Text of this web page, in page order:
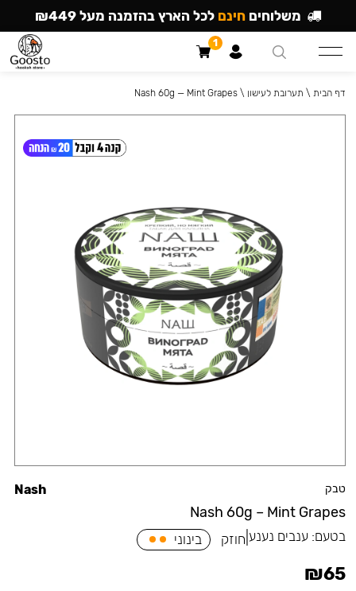
טבק
Nash 60g – Mint Grapes
Nash
בטעם:ענבים נענע חוזק בינוני
₪65
דף הבית \ תערובת לעישון \
Nash 60g — Mint Grapes
משלוחים חינם לכל הארץ בהזמנה מעל ₪449
1